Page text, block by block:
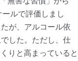
ルで評価しまし
が、アルコール依
した。ただし、仕
りと高まっていると